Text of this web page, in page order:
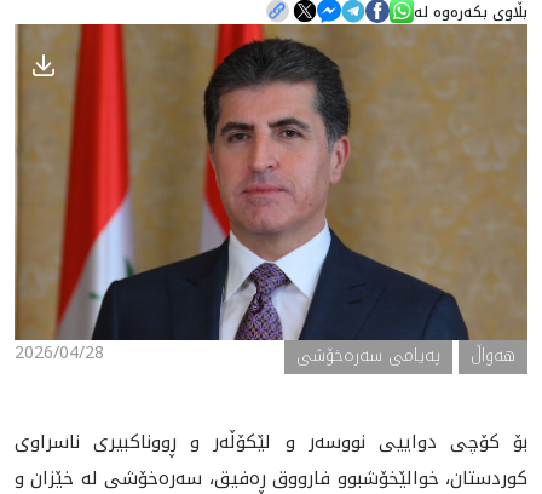
هه‌واڵ
گەلەری
بڵاوی بکەرەوە لە
2026/04/28 هه‌واڵ پەیامی سەرەخۆشی
بۆ کۆچی دواییی نووسەر و لێکۆڵه‌ر و ڕووناکبیری ناسراوی
کوردستان، خوالێخۆشبوو فارووق ڕەفیق، سەرەخۆشی له‌ خێزان و